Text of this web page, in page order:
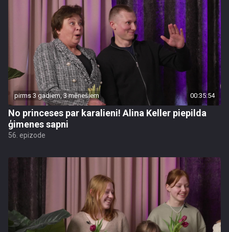
pirms 3 gadiem, 3 mēnešiem 00:35:54
No princeses par karalieni! Alina Keller piepilda
ģimenes sapni
56. epizode